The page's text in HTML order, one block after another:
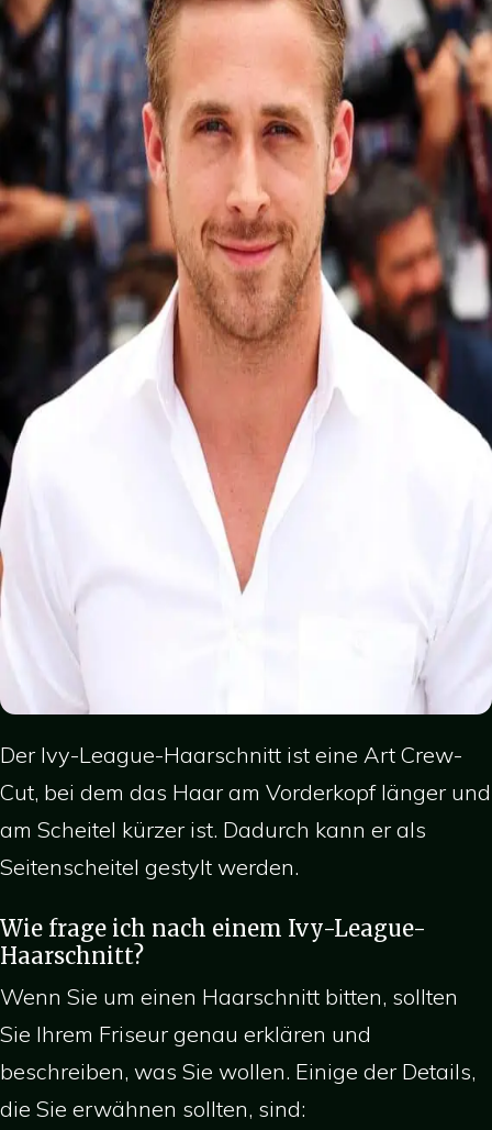
Der Ivy-League-Haarschnitt ist eine Art Crew-
Cut, bei dem das Haar am Vorderkopf länger und
am Scheitel kürzer ist. Dadurch kann er als
Seitenscheitel gestylt werden.
Wie frage ich nach einem Ivy-League-
Haarschnitt?
Wenn Sie um einen Haarschnitt bitten, sollten
Sie Ihrem Friseur genau erklären und
beschreiben, was Sie wollen. Einige der Details,
die Sie erwähnen sollten, sind: